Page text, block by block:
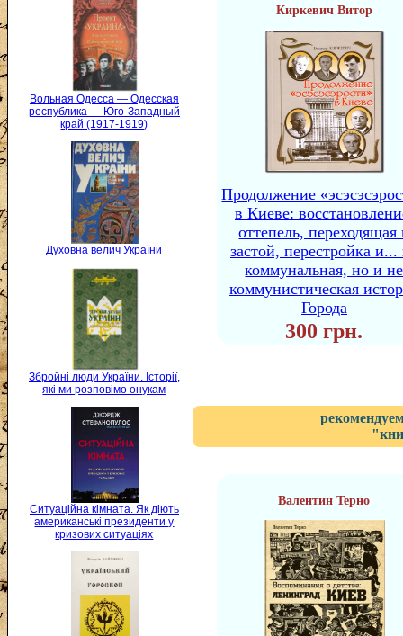
Вольная Одесса — Одесская
республика — Юго-Западный
край (1917-1919)
Духовна велич України
Збройні люди України. Історії,
які ми розповімо онукам
Ситуаційна кімната. Як діють
американські президенти у
кризових ситуаціях
Киркевич Витор
Продолжение
в Киеве:
оттепель, переходящая
застой, перестройка и...
коммунальная, но и не
коммунистическая
Города
300 грн.
Валентин Терно